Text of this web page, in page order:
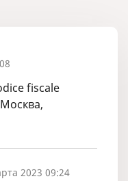
fiscale
2023 09:24